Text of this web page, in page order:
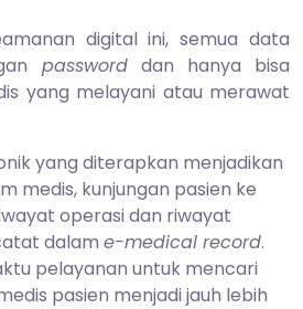
digital ini, semua data
passworddan hanya bisa
yang melayani atau merawat
yang diterapkan menjadikan
medis, kunjungan pasien ke
operasi dan riwayat
dalam e-medical record.
pelayanan untuk mencari
pasien menjadi jauh lebih